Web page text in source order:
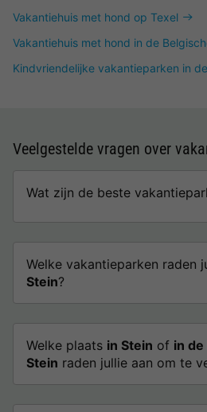
Vakantiehuis met hond op Texel
Vakantiehuis met hond in de
Kindvriendelijke vakantieparken in
Veelgestelde vragen over
Wat zijn de beste
Welke vakantieparken raden
Stein?
Welke plaats in Stein of in
Stein raden jullie aan om te